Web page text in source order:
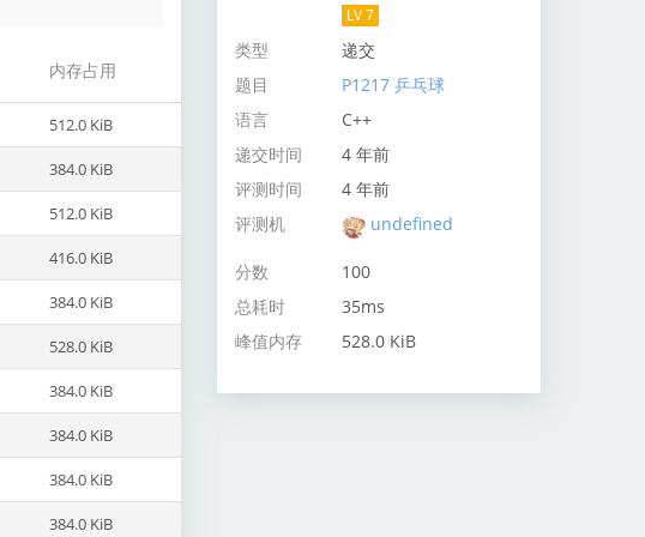
内存占用
512.0 KiB
384.0 KiB
512.0 KiB
416.0 KiB
384.0 KiB
528.0 KiB
384.0 KiB
384.0 KiB
384.0 KiB
384.0 KiB
LV 7
类型
递交
题目
P1217 乒乓球
语言
C++
递交时间
4 年前
评测时间
4 年前
评测机
undefined
分数
100
总耗时
35ms
峰值内存
528.0 KiB